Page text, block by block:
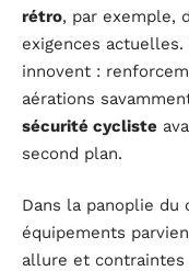
rétro, par exemple,
exigences
innovent :
aérations
sécurité cycliste
second plan.
Dans la panoplie
équipements
allure et contraintes